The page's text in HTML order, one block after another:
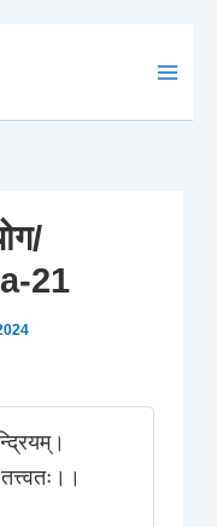
21